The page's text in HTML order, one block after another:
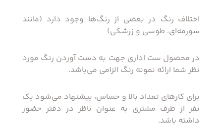
اختلاف رنگ در بعضی از رنگ‌ها وجود دارد (مانند
سورمه‌ای، طوسی و زرشکی)
در محصول ست اداری جهت به دست آوردن رنگ مورد
نظر شما ارائه نمونه رنگ الزامی می‌باشد.
برای کارهای تعداد بالا و حساس، پیشنهاد می‌شود یک
نفر از طرف مشتری به عنوان ناظر در دفتر حضور
داشته باشد.